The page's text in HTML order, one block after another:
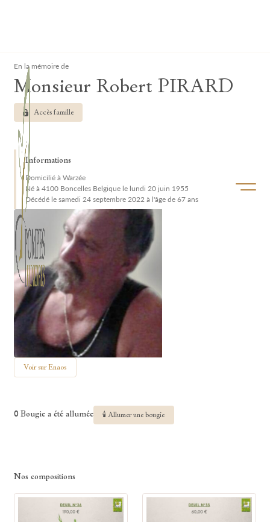
Ouvrir/
En la mémoire de
Monsieur Robert PIRARD
Accès famille
Informations
Domicilié à Warzée
Né à 4100 Boncelles Belgique le lundi 20 juin 1955
Décédé le samedi 24 septembre 2022 à l'âge de 67 ans
Voir sur Enaos
0 Bougie a été allumée 🕯 Allumer une bougie
Nos compositions